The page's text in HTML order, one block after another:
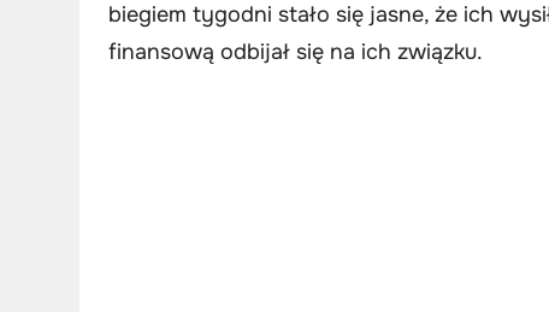
biegiem tygodni stało się jasne, że ich
finansową odbijał się na ich związku.